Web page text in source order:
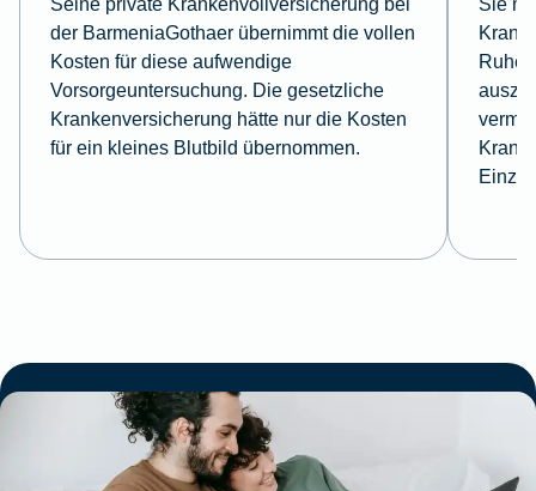
der BarmeniaGothaer übernimmt die vollen
Kosten für diese aufwendige
Vorsorgeuntersuchung. Die gesetzliche
Krankenversicherung hätte nur die Kosten
für ein kleines Blutbild übernommen.
Ruhe,